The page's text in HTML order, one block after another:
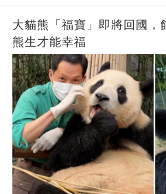
大貓熊「福寶」即將回國，
熊生才能幸福